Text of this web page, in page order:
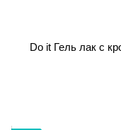
Do it Гель лак с